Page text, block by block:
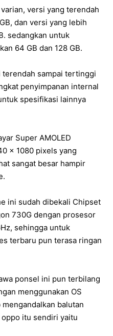
versi yang terendah
dan versi yang lebih
sedangkan untuk
64 GB dan 128 GB.
sampai tertinggi
penyimpanan internal
spesifikasi lainnya
Super AMOLED
x 1080 pixels yang
sangat besar hampir
ini sudah dibekali Chipset
730G dengan prosesor
sehingga untuk
terbaru pun terasa ringan
ponsel ini pun terbilang
menggunakan OS
balutan
itu sendiri yaitu